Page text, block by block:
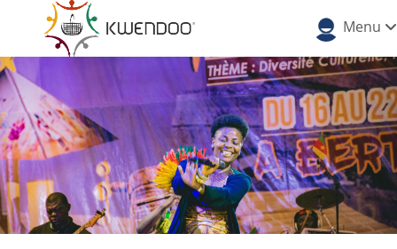
Menu